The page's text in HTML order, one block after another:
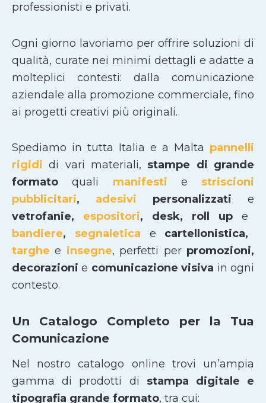
professionisti e privati.
Ogni giorno lavoriamo per offrire soluzioni di
qualità, curate nei minimi dettagli e adatte a
molteplici contesti: dalla comunicazione
aziendale alla promozione commerciale, fino
ai progetti creativi più originali.
Spediamo in tutta Italia e a Malta pannelli
rigididi vari materiali, stampe di grande
formatoquali manifesti e striscioni
pubblicitari, adesivi personalizzati e
vetrofanie, espositori, desk, roll up e
bandiere, segnaletica e cartellonistica,
targhee insegne, perfetti per promozioni,
decorazionie comunicazione visiva in ogni
contesto.
Un Catalogo Completo per la Tua
Comunicazione
Nel nostro catalogo online trovi un’ampia
gamma di prodotti di stampa digitale e
tipografia grande formato, tra cui: